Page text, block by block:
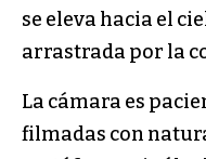
se eleva hacia el
arrastrada por la
La cámara es
filmadas con